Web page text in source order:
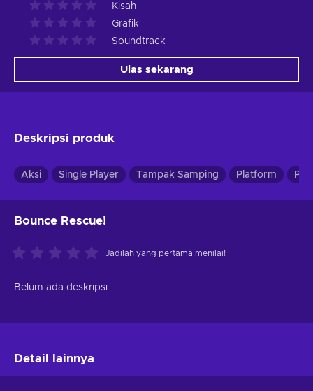
Kisah
Grafik
Soundtrack
Ulas sekarang
Deskripsi produk
Aksi Single Player Tampak Samping Platform
Bounce Rescue!
Jadilah yang pertama menilai!
Belum ada deskripsi
Detail lainnya